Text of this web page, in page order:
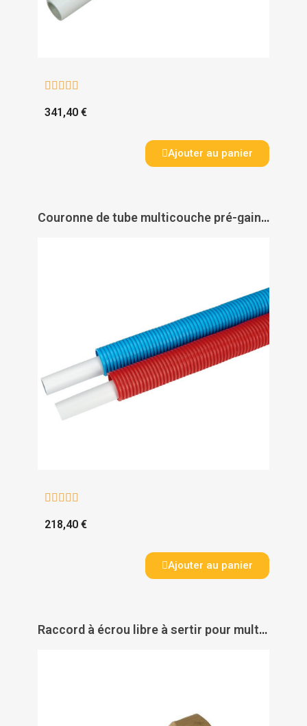
    
341,40 €
Ajouter au panier
Couronne de tube multicouche pré-gainé Acopex Alu - THERMACOME
    
218,40 €
Ajouter au panier
Raccord à écrou libre à sertir pour multicouche Acopex Alu - THERMACOME